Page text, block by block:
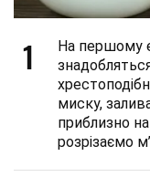
1
На першому
миску,
приблизно
розрізаємо